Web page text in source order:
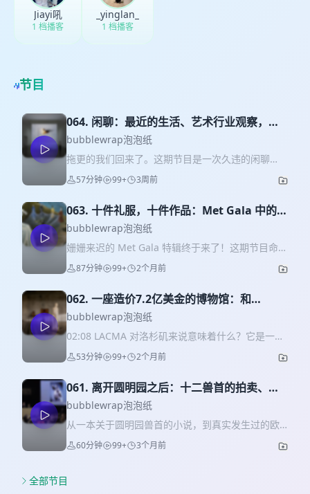
Jiayi吼
1 档播客
_yinglan_
1 档播客
节目
064. 闲聊：最近的生活、艺术行业观察，和
我们对泡泡纸的新想法
bubblewrap泡泡纸
拖更的我们回来了。这期节目是一次久违的闲聊
——从Lan终于拿到全球人才签证、即将回到伦敦，
到佳怡在LACMA新馆的五万人开幕派对。聊完近
圈的新闻：佩斯画廊（Pace Gallery）大规模裁员、
减持艺术家代理的这件事，以及它背后折射出的整
个超级画廊模式的困境。 01:18 Jiayi：LACMA新馆
开幕两个月后，终于迎来五万人的公众开幕庆典
03:39 洛杉矶的地铁修了六十年，终于往西边通了三
工作的生活 17:36 我们后悔进入艺术行业吗？关于
选专业、金钱回报，以及艺术的"magic" 31:43 节
目接下来的方向 39:31 回答听友问题：佩斯画廊
（Pace Gallery）裁员事件回顾 * 裁掉约五十位艺
术家、五十名员工，艺术家代理名单从135位缩减至
的"模式纠正"声明：当前画廊模式"不仅是破碎的，
而且无法修复" * 被裁艺术家名单（媒体交叉比
对）：包括teamLab、JR、Glenn Kaino、Josef
Koudelka、Rafael Lozano-Hemmer，以及刘建
Glenn Kaino 2021-2022年在Mass MOCA的展览。
57分钟 99+ 3周前
063. 十件礼服，十件作品：Met Gala 中的艺
术史
bubblewrap泡泡纸
姗姗来迟的 Met Gala 特辑终于来了！这期节目命运
多舛——第一次录音时麦克风出了问题，Lan 的声
音完全没录上，只好重新补录。如果这一期的听感
年 Met Gala 的红毯，按时间线梳理了从公元前两世
纪到二十世纪的艺术史作品——从古希腊的胜利女
神像，到 Sargent 的 Madame X，到 Klimt 的黄金
时期，再到抽象表现主义的波洛克。录制的过程里
我们自己也学到了不少东西，希望大家也能听得开
12:31 胜利女神像 Winged Victory of Samothrace
约公元前 190 年 · 古希腊雕塑 The Victory of
Samothrace. Photo: Stephane Ouzounoff /
Getty Images 👗 Kendall Jenner — GapStudio
by Zac Posen Photo: Udo Salters / Getty Images
87分钟 99+ 2个月前
062. 一座造价7.2亿美金的博物馆：和
LACMA工作人员聊开馆幕后和策展野心
bubblewrap泡泡纸
02:08 LACMA 对洛杉矶来说意味着什么？它是一个
什么样的美术馆？ 04:40 资金和命名的由来 08:06
为什么会需要建一栋新楼？ 1965年建的Ahmanson
15:26 纪念碑式的美术馆是否还有意义？ 19:34 开
馆工作趣事 32:10 开馆当天 40:11 按照四大水域划
分的博物馆 Installation views, David Geffen
Galleries, LACMA 47:19 展品Highlight Do Ho
Suh, Jagyeong Hall, Gyeongbok Palace (2026)
53分钟 99+ 2个月前
061. 离开圆明园之后：十二兽首的拍卖、流
失与回归
bubblewrap泡泡纸
从一本关于圆明园兽首的小说，到真实发生过的欧
洲中国文物盗窃案，再到2009年那场轰动全球的巴
黎拍卖——我们这期想聊聊圆明园十二兽首的故
60分钟 99+ 3个月前
全部节目